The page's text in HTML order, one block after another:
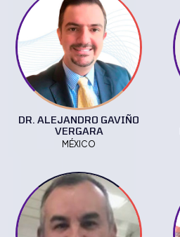
DR. ALEJANDRO GAVIÑO
VERGARA
MÉXICO